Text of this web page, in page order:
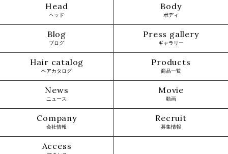
Head
ヘッド
Body
ボディ
Blog
ブログ
Press gallery
ギャラリー
Hair catalog
ヘアカタログ
Products
商品一覧
News
ニュース
Movie
動画
Company
会社情報
Recruit
募集情報
Access